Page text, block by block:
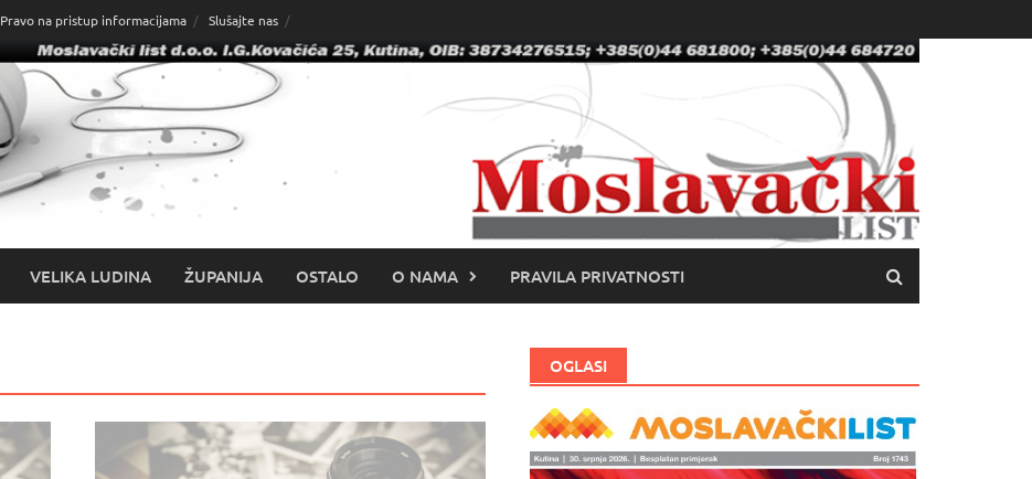
Pravo na pristup informacijama Slušajte nas
VELIKA LUDINA ŽUPANIJA OSTALO O NAMA PRAVILA PRIVATNOSTI
OGLASI